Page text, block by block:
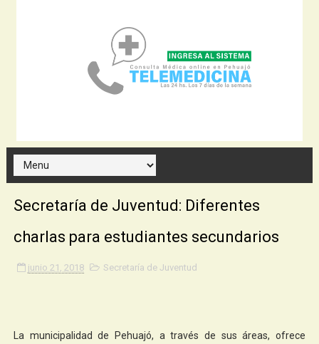
Secretaría de Juventud: Diferentes
charlas para estudiantes secundarios
junio 21, 2018 Secretaría de Juventud
La municipalidad de Pehuajó, a través de sus áreas, ofrece